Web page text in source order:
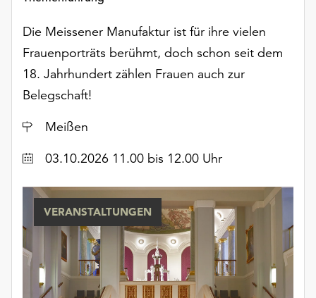
Die Meissener Manufaktur ist für ihre vielen
Frauenporträts berühmt, doch schon seit dem
18. Jahrhundert zählen Frauen auch zur
Belegschaft!
Ort
Meißen
Datum03.10.2026 11.00 bis 12.00 Uhr
VERANSTALTUNGEN